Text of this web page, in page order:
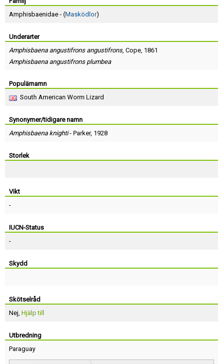
Amphisbaenidae - (Masködlor)
Underarter
Amphisbaena angustifrons angustifrons, Cope, 1861
Amphisbaena angustifrons plumbea
Populärnamn
South American Worm Lizard
Synonymer/tidigare namn
Amphisbaena knighti- Parker, 1928
Storlek
Vikt
-
IUCN-Status
-
Skydd
Skötselråd
Nej, Hjälp till
Utbredning
Paraguay